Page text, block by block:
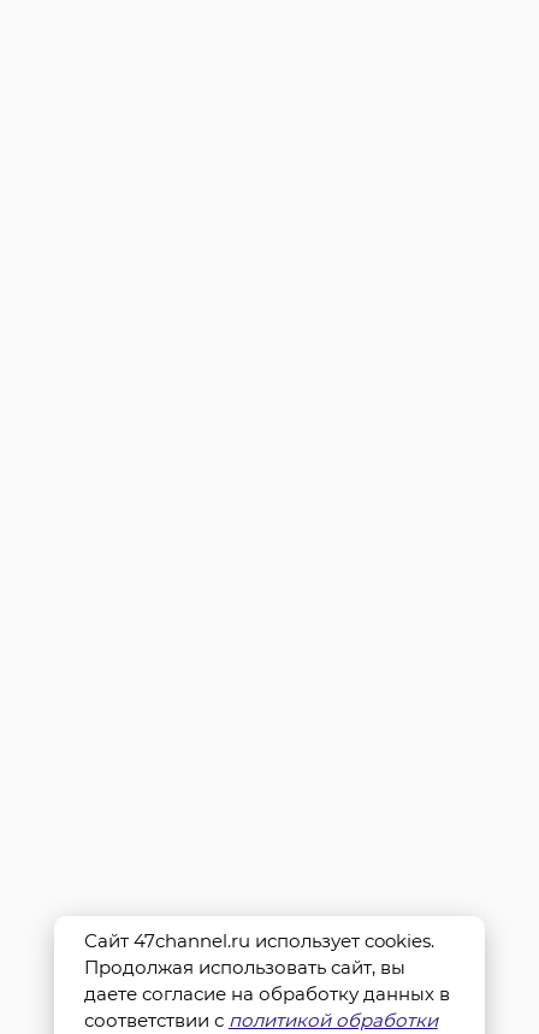
Сайт 47channel.ru использует cookies.
Продолжая использовать сайт, вы
даете согласие на обработку данных в
соответствии с политикой обработки